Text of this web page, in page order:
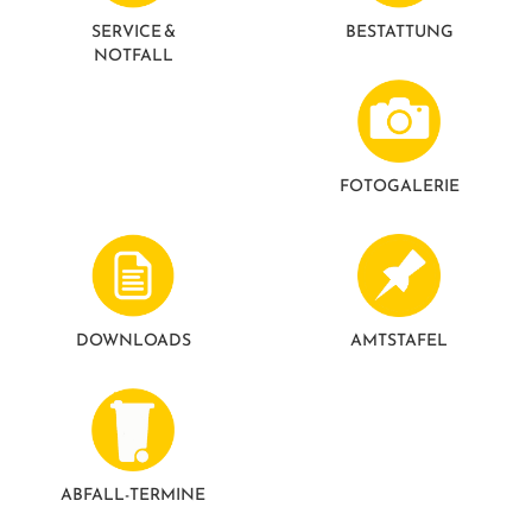
ANSPRECHPARTNER
GESUNDE GEMEINDE
SERVICE &
NOTFALL
BESTATTUNG
FOTO­GALERIE
DOWNLOADS AMTSTAFEL
ABFALL-TERMINE